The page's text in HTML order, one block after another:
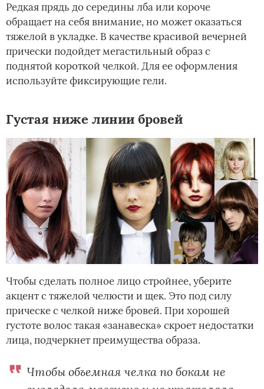
Редкая прядь до середины лба или короче
обращает на себя внимание, но может оказаться
тяжелой в укладке. В качестве красивой вечерней
прически подойдет мегастильный образ с
поднятой короткой челкой. Для ее оформления
используйте фиксирующие гели.
Густая ниже линии бровей
Чтобы сделать полное лицо стройнее, уберите
акцент с тяжелой челюсти и щек. Это под силу
прическе с челкой ниже бровей. При хорошей
густоте волос такая «занавеска» скроет недостатки
лица, подчеркнет преимущества образа.
Чтобы объемная челка по бокам не